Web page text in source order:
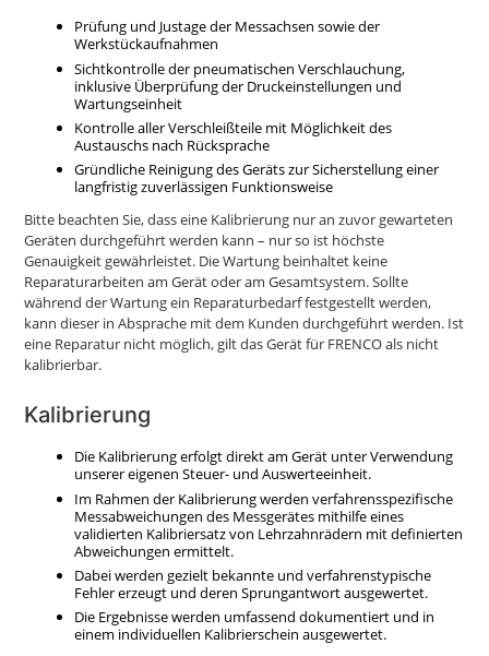
Prüfung und Justage der Messachsen sowie der
Werkstückaufnahmen
Sichtkontrolle der pneumatischen Verschlauchung,
inklusive Überprüfung der Druckeinstellungen und
Wartungseinheit
Kontrolle aller Verschleißteile mit Möglichkeit des
Austauschs nach Rücksprache
Gründliche Reinigung des Geräts zur Sicherstellung einer
langfristig zuverlässigen Funktionsweise
Bitte beachten Sie, dass eine Kalibrierung nur an zuvor gewarteten
Geräten durchgeführt werden kann – nur so ist höchste
Genauigkeit gewährleistet. Die Wartung beinhaltet keine
Reparaturarbeiten am Gerät oder am Gesamtsystem. Sollte
während der Wartung ein Reparaturbedarf festgestellt werden,
kann dieser in Absprache mit dem Kunden durchgeführt werden. Ist
eine Reparatur nicht möglich, gilt das Gerät für FRENCO als nicht
kalibrierbar.
Kalibrierung
Die Kalibrierung erfolgt direkt am Gerät unter Verwendung
unserer eigenen Steuer- und Auswerteeinheit.
Im Rahmen der Kalibrierung werden verfahrensspezifische
Messabweichungen des Messgerätes mithilfe eines
validierten Kalibriersatz von Lehrzahnrädern mit definierten
Abweichungen ermittelt.
Dabei werden gezielt bekannte und verfahrenstypische
Fehler erzeugt und deren Sprungantwort ausgewertet.
Die Ergebnisse werden umfassend dokumentiert und in
einem individuellen Kalibrierschein ausgewertet.